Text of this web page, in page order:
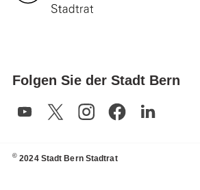
Folgen Sie der Stadt Bern
© 2024 Stadt Bern Stadtrat